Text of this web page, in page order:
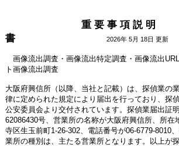
重 要 事 項 説 明
書
2026年 5月 18日 更新
画像流出調査・画像流出特定調査・画像流出
ト画像流出調査
大阪府興信所（以降、当社と記載）は、探偵業の
律に定められた規定により届出を行っており、探
公安委員会より交付されています。探偵業届出証
62086430号、営業所の名称が大阪府興信所、所在
寺区生玉前町1-26-302、電話番号が06-6779-8010
業所の種別は、主たる営業所となります。以上が